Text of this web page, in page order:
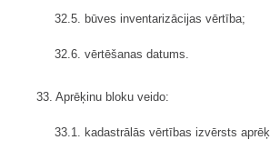
32.5. būves inventarizācijas vērtība;
32.6. vērtēšanas datums.
33. Aprēķinu bloku veido:
33.1. kadastrālās vērtības izvērsts